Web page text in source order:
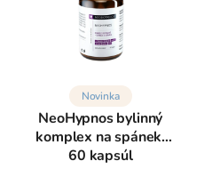
Novinka
NeoHypnos bylinný
komplex na spánek,
60 kapsúl